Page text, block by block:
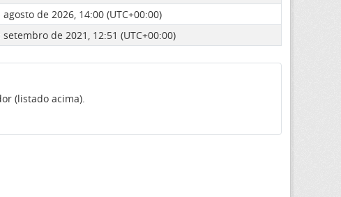
agosto de 2026, 14:00 (UTC+00:00)
setembro de 2021, 12:51 (UTC+00:00)
(listado acima).